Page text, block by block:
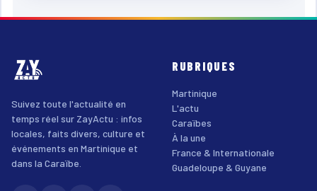
Suivez toute l'actualité en
temps réel sur ZayActu : infos
locales, faits divers, culture et
événements en Martinique et
dans la Caraïbe.
RUBRIQUES
Martinique
L'actu
Caraïbes
À la une
France & Internationale
Guadeloupe & Guyane